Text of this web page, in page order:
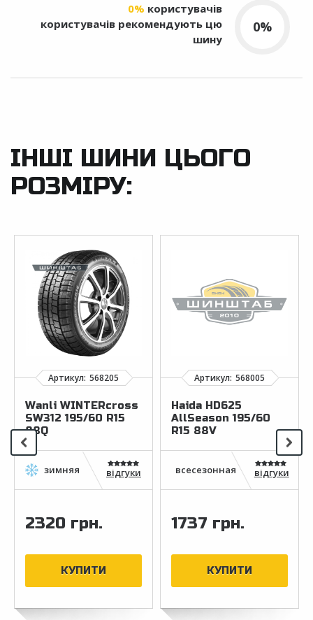
0%
0% користувачів
користувачів рекомендують цю
шину
ІНШІ ШИНИ ЦЬОГО
РОЗМІРУ:
Wanli WINTERcross
SW312 195/60 R15
88Q
відгуки
2320 грн.
Haida HD625
AllSeason 195/60
R15 88V
відгуки
1737 грн.